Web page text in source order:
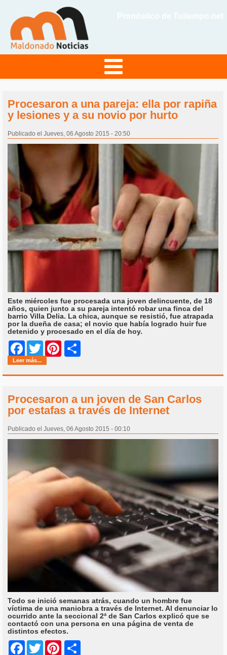
Procesaron a una pareja: ella por rapiña
y lesiones y a su novio por hurto
Publicado el Jueves, 06 Agosto 2015 - 20:50
Este miércoles fue procesada una joven delincuente, de 18
años, quien junto a su pareja intentó robar una finca del
barrio Villa Delia. La chica, aunque se resistió, fue atrapada
por la dueña de casa; el novio que había logrado huir fue
detenido y procesado en el día de hoy.
Facebook
Twitter Pinterest
Leer más...
Procesaron a un joven de San Carlos
por estafas a través de Internet
Publicado el Jueves, 06 Agosto 2015 - 00:10
Todo se inició semanas atrás, cuando un hombre fue
víctima de una maniobra a través de Internet. Al denunciar lo
ocurrido ante la seccional 2ª de San Carlos explicó que se
contactó con una persona en una página de venta de
distintos efectos.
Facebook
Twitter Pinterest